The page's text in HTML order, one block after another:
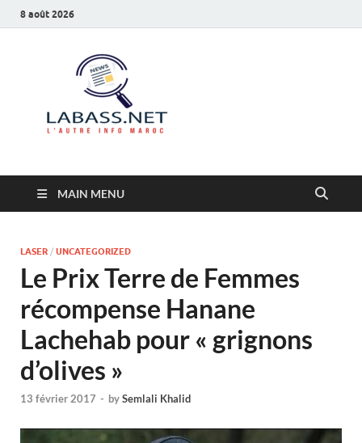
8 août 2026
MAIN MENU
LASER / UNCATEGORIZED
Le Prix Terre de Femmes
récompense Hanane
Lachehab pour « grignons
d’olives »
13 février 2017 - bySemlali Khalid